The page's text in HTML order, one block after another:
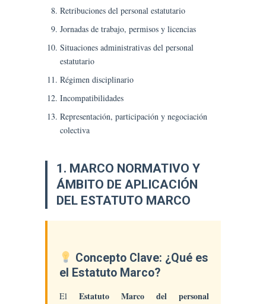
Retribuciones del personal estatutario
Jornadas de trabajo, permisos y licencias
Situaciones administrativas del personal
estatutario
Régimen disciplinario
Incompatibilidades
Representación, participación y negociación
colectiva
1. MARCO NORMATIVO Y
ÁMBITO DE APLICACIÓN
DEL ESTATUTO MARCO
Concepto Clave: ¿Qué es
el Estatuto Marco?
El Estatuto Marco del personal